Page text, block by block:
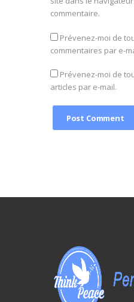
commentaire.
Prévenez-moi de
commentaires par e-
Prévenez-moi de
articles par e-mail.